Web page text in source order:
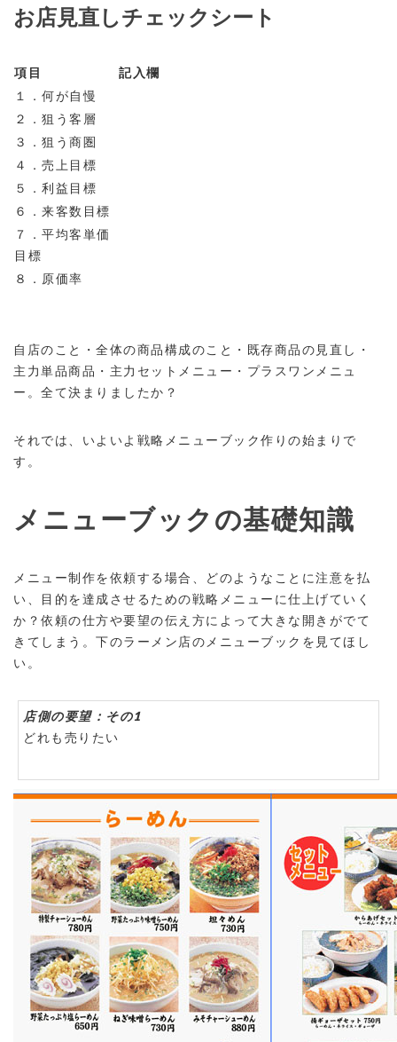
お店見直しチェックシート
項目
記入欄
１．何が自慢
２．狙う客層
３．狙う商圏
４．売上目標
５．利益目標
６．来客数目標
７．平均客単価
目標
８．原価率
自店のこと・全体の商品構成のこと・既存商品の見直し・
主力単品商品・主力セットメニュー・プラスワンメニュ
ー。全て決まりましたか？
それでは、いよいよ戦略メニューブック作りの始まりで
す。
メニューブックの基礎知識
メニュー制作を依頼する場合、どのようなことに注意を払
い、目的を達成させるための戦略メニューに仕上げていく
か？依頼の仕方や要望の伝え方によって大きな開きがでて
きてしまう。下のラーメン店のメニューブックを見てほし
い。
店側の要望：その1
どれも売りたい